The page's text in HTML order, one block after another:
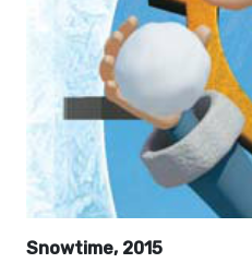
Snowtime, 2015